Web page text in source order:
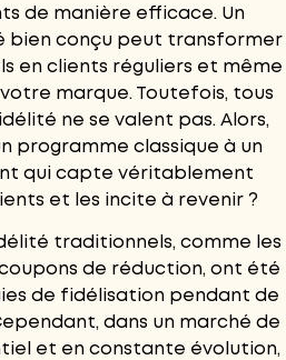
de manière efficace. Un
bien conçu peut transformer
en clients réguliers et même
marque. Toutefois, tous
ne se valent pas. Alors,
programme classique à un
qui capte véritablement
et les incite à revenir ?
traditionnels, comme les
de réduction, ont été
de fidélisation pendant de
dans un marché de
et en constante évolution,